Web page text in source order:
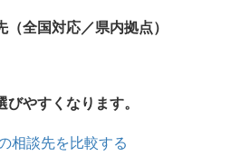
（全国対応／県内拠点）
やすくなります。
相談先を比較する